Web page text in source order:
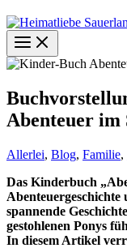
Abenteuer im
Allerlei, Blog, Familie,
Das Kinderbuch
spannende
gestohlenen Ponys
In diesem Artikel